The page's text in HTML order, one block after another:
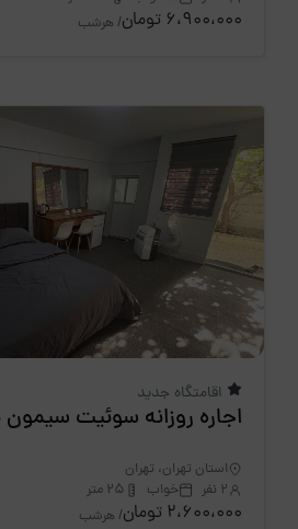
6،900،000 تومان / هرشب
اقامتگاه جدید
اجاره روزانه سوئیت سیمون
استان تهران، تهران
2 نفر
خواب 25 متر
2،600،000 تومان / هرشب